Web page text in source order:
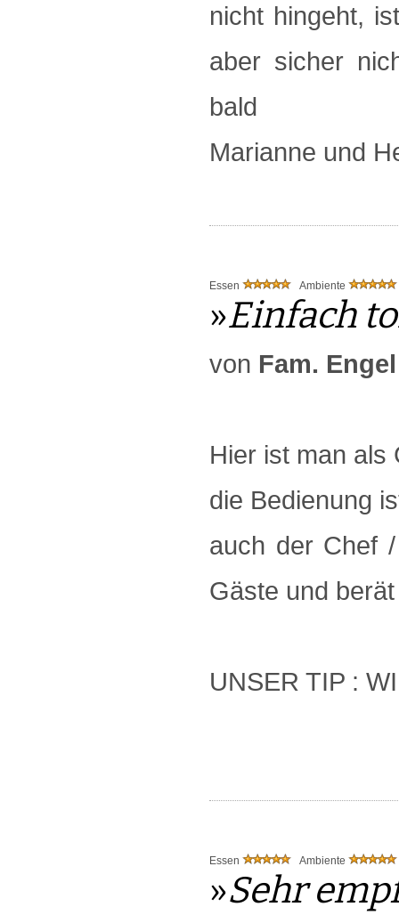
nicht hingeht,
aber sicher
bald
Marianne und
Essen Ambiente
»Einfach
von Fam.
Hier ist man als
die Bedienung
auch der Chef
Gäste und
UNSER TIP :
Essen Ambiente
»Sehr